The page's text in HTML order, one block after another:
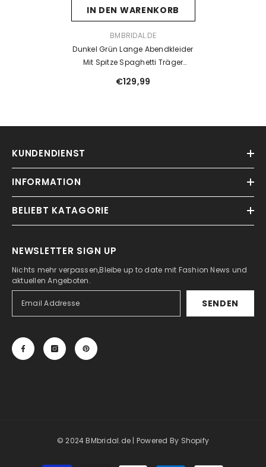
IN DEN WARENKORB
BMBRIDAL.DE
Dunkel Grün Lange Abendkleider
Mit Spitze Spaghetti Träger
Etuikleid Abendmoden Günstig
Online
€129,99
KUNDENDIENST
INFORMATION
BELIEBT KATAGORIE
NEWSLETTER SIGN UP
Nichts mehr verpassen,Bleibe up to date mit Fashion News und
aktuellen Angeboten.
SENDEN
© 2024 BMbridal.de | Powered By Shopify